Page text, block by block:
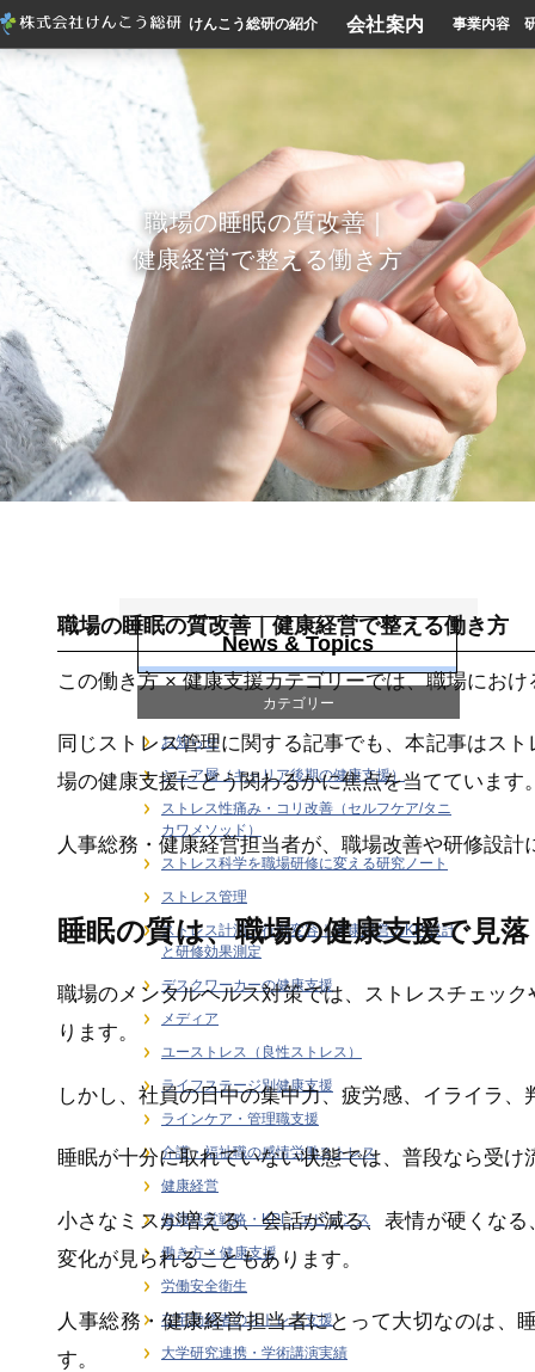
けんこう総研の紹介 会社案内 事業内容
職場の睡眠の質改善｜
健康経営で整える働き方
職場の睡眠の質改善｜健康経営で整える働き方
この働き方 × 健康支援カテゴリーでは、職場にお
同じストレス管理に関する記事でも、本記事はス
場の健康支援にどう関わるかに焦点を当てています
人事総務・健康経営担当者が、職場改善や研修設
睡眠の質は、職場の健康支援で見
職場のメンタルヘルス対策では、ストレスチェッ
ります。
しかし、社員の日中の集中力、疲労感、イライラ
睡眠が十分に取れていない状態では、普段なら受
小さなミスが増える、会話が減る、表情が硬くな
変化が見られることもあります。
人事総務・健康経営担当者にとって大切なのは、
す。
News & Topics
カテゴリー
お知らせ
シニア層（キャリア後期の健康支援）
ストレス性痛み・コリ改善（セルフケア/タニ
カワメソッド）
ストレス科学を職場研修に変える研究ノート
ストレス管理
ストレス計測・行動変容｜健康経営のKPI設計
と研修効果測定
デスクワーカーの健康支援
メディア
ユーストレス（良性ストレス）
ライフステージ別健康支援
ラインケア・管理職支援
介護・福祉職の感情労働ストレス
健康経営
健康経営戦略・KPI・エビデンス
働き方 × 健康支援
労働安全衛生
在宅勤務者のストレス支援
大学研究連携・学術講演実績